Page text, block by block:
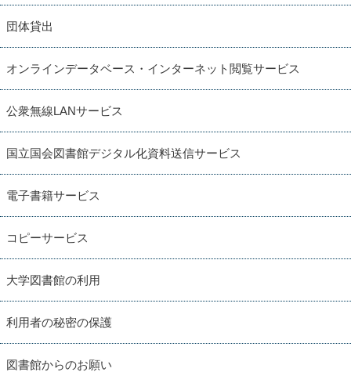
団体貸出
オンラインデータベース・インターネット閲覧サービス
公衆無線LANサービス
国立国会図書館デジタル化資料送信サービス
電子書籍サービス
コピーサービス
大学図書館の利用
利用者の秘密の保護
図書館からのお願い